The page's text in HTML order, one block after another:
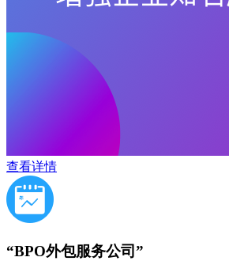
查看详情
“BPO外包服务公司”